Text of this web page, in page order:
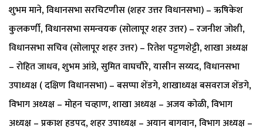
शुभम माने, विधानसभा सरचिटणीस (शहर उत्तर विधानसभा) – ऋषिकेश
कुलकर्णी, विधानसभा समन्वयक (सोलापूर शहर उत्तर) – रजनीश जोशी,
विधानसभा सचिव (सोलापूर शहर उत्तर) – रितेश पट्टणशेट्टी, शाखा अध्यक्ष
– रोहित जाधव, शुभम आंग्रे, सुमित वाघचौरे, यासीन सय्यद, विधानसभा
उपाध्यक्ष ( दक्षिण विधानसभा) – बसप्पा शेंडगे, शाखाध्यक्ष बसवराज शेंडगे,
विभाग अध्यक्ष – मोहन चव्हाण, शाखा अध्यक्ष – अजय कोळी, विभाग
अध्यक्ष – प्रकाश हडपद, शहर उपाध्यक्ष – अयान बागवान, विभाग अध्यक्ष –